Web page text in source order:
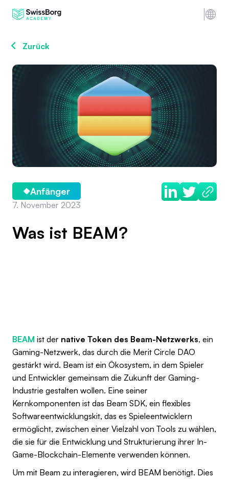
Zurück
Anfänger
7. November 2023
Was ist BEAM?
BEAM ist der native Token des Beam-Netzwerks, ein
Gaming-Netzwerk, das durch die Merit Circle DAO
gestärkt wird. Beam ist ein Ökosystem, in dem Spieler
und Entwickler gemeinsam die Zukunft der Gaming-
Industrie gestalten wollen. Eine seiner
Kernkomponenten ist das Beam SDK, ein flexibles
Softwareentwicklungskit, das es Spieleentwicklern
ermöglicht, zwischen einer Vielzahl von Tools zu wählen,
die sie für die Entwicklung und Strukturierung ihrer In-
Game-Blockchain-Elemente verwenden können.
Um mit Beam zu interagieren, wird BEAM benötigt. Dies